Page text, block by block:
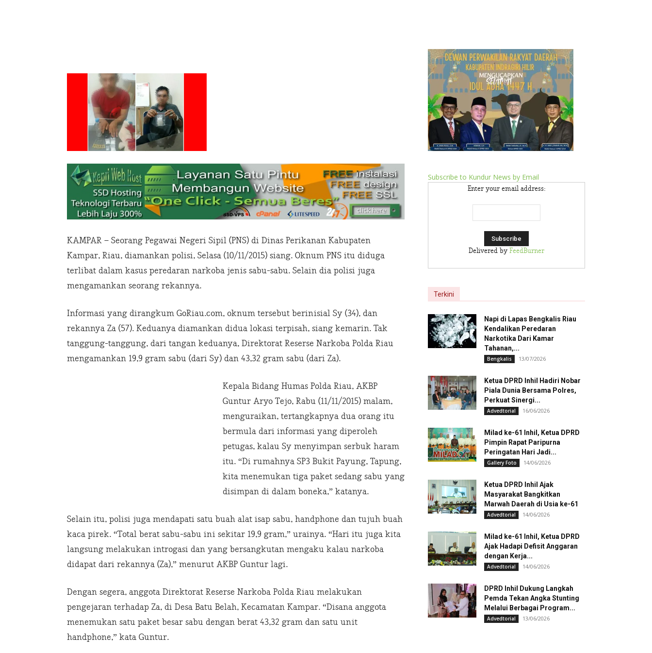
KAMPAR – Seorang Pegawai Negeri Sipil (PNS) di Dinas Perikanan Kabupaten
Kampar, Riau, diamankan polisi, Selasa (10/11/2015) siang. Oknum PNS itu diduga
terlibat dalam kasus peredaran narkoba jenis sabu-sabu. Selain dia polisi juga
mengamankan seorang rekannya.
Informasi yang dirangkum GoRiau.com, oknum tersebut berinisial Sy (34), dan
rekannya Za (57). Keduanya diamankan didua lokasi terpisah, siang kemarin. Tak
tanggung-tanggung, dari tangan keduanya, Direktorat Reserse Narkoba Polda Riau
mengamankan 19,9 gram sabu (dari Sy) dan 43,32 gram sabu (dari Za).
Kepala Bidang Humas Polda Riau, AKBP
Guntur Aryo Tejo, Rabu (11/11/2015) malam,
menguraikan, tertangkapnya dua orang itu
bermula dari informasi yang diperoleh
petugas, kalau Sy menyimpan serbuk haram
itu. “Di rumahnya SP3 Bukit Payung, Tapung,
kita menemukan tiga paket sedang sabu yang
disimpan di dalam boneka,” katanya.
Selain itu, polisi juga mendapati satu buah alat isap sabu, handphone dan tujuh buah
kaca pirek. “Total berat sabu-sabu ini sekitar 19,9 gram,” urainya. “Hari itu juga kita
langsung melakukan introgasi dan yang bersangkutan mengaku kalau narkoba
didapat dari rekannya (Za),” menurut AKBP Guntur lagi.
Dengan segera, anggota Direktorat Reserse Narkoba Polda Riau melakukan
pengejaran terhadap Za, di Desa Batu Belah, Kecamatan Kampar. “Disana anggota
menemukan satu paket besar sabu dengan berat 43,32 gram dan satu unit
handphone,” kata Guntur.
Subscribe to Kundur News by Email
Enter your email address:
Delivered by FeedBurner
Terkini
Napi di Lapas Bengkalis Riau
Kendalikan Peredaran
Narkotika Dari Kamar
Tahanan,...
Bengkalis 13/07/2026
Ketua DPRD Inhil Hadiri Nobar
Piala Dunia Bersama Polres,
Perkuat Sinergi...
Advedtorial 16/06/2026
Milad ke-61 Inhil, Ketua DPRD
Pimpin Rapat Paripurna
Peringatan Hari Jadi...
Gallery Foto 14/06/2026
Ketua DPRD Inhil Ajak
Masyarakat Bangkitkan
Marwah Daerah di Usia ke-61
Advedtorial 14/06/2026
Milad ke-61 Inhil, Ketua DPRD
Ajak Hadapi Defisit Anggaran
dengan Kerja...
Advedtorial 14/06/2026
DPRD Inhil Dukung Langkah
Pemda Tekan Angka Stunting
Melalui Berbagai Program...
Advedtorial 13/06/2026